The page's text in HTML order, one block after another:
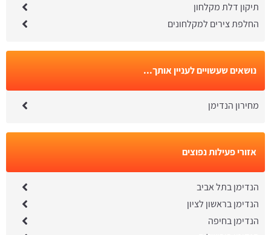
תיקון דלת מקלחון
החלפת צירים למקלחונים
נושאים שעשויים לעניין אותך...
מחירון הנדימן
אזורי פעילות נפוצים
הנדימן בתל אביב
הנדימן בראשון לציון
הנדימן בחיפה